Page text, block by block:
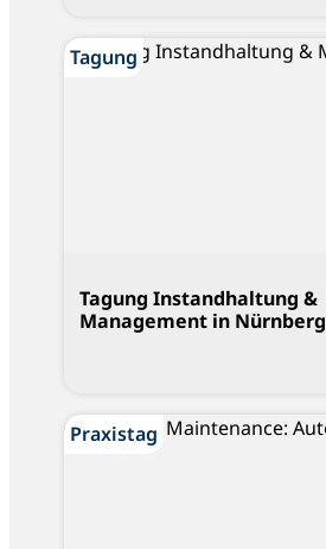
Blog
Tagung
Tagung Instandhaltung &
Management in Nürnberg
Praxistag